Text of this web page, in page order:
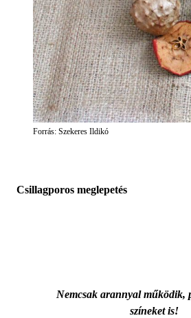
Forrás: Szekeres Ildikó
Csillagporos meglepetés
Nemcsak arannyal működik,
színeket is!